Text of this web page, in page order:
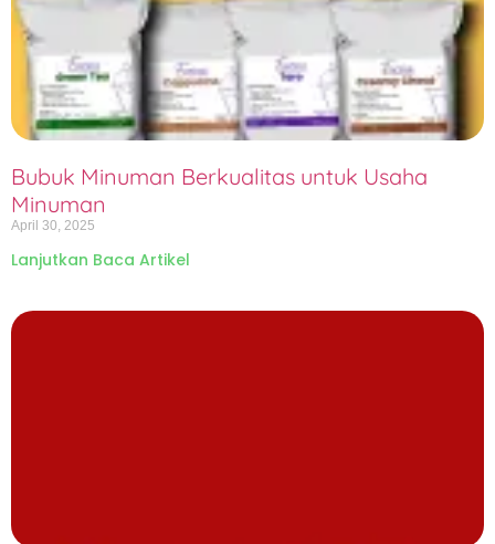
Bubuk Minuman Berkualitas untuk Usaha
Minuman
April 30, 2025
Lanjutkan Baca Artikel